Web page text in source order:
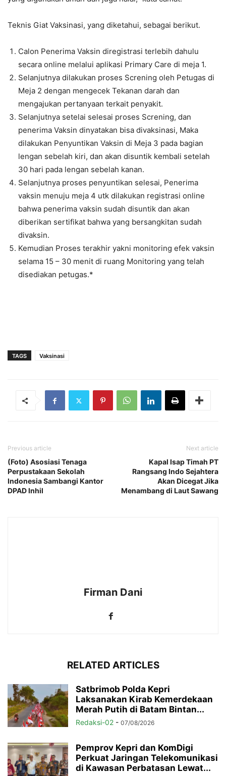
Teknis Giat Vaksinasi, yang diketahui, sebagai berikut.
Calon Penerima Vaksin diregistrasi terlebih dahulu
secara online melalui aplikasi Primary Care di meja 1.
Selanjutnya dilakukan proses Screning oleh Petugas di
Meja 2 dengan mengecek Tekanan darah dan
mengajukan pertanyaan terkait penyakit.
Selanjutnya setelai selesai proses Screning, dan
penerima Vaksin dinyatakan bisa divaksinasi, Maka
dilakukan Penyuntikan Vaksin di Meja 3 pada bagian
lengan sebelah kiri, dan akan disuntik kembali setelah
30 hari pada lengan sebelah kanan.
Selanjutnya proses penyuntikan selesai, Penerima
vaksin menuju meja 4 utk dilakukan registrasi online
bahwa penerima vaksin sudah disuntik dan akan
diberikan sertifikat bahwa yang bersangkitan sudah
divaksin.
Kemudian Proses terakhir yakni monitoring efek vaksin
selama 15 – 30 menit di ruang Monitoring yang telah
disediakan petugas.*
TAGS Vaksinasi
Previous article
(Foto) Asosiasi Tenaga
Perpustakaan Sekolah
Indonesia Sambangi Kantor
DPAD Inhil
Next article
Kapal Isap Timah PT
Rangsang Indo Sejahtera
Akan Dicegat Jika
Menambang di Laut Sawang
Firman Dani
RELATED ARTICLES
Satbrimob Polda Kepri
Laksanakan Kirab Kemerdekaan
Merah Putih di Batam Bintan...
Redaksi-02 - 07/08/2026
Pemprov Kepri dan KomDigi
Perkuat Jaringan Telekomunikasi
di Kawasan Perbatasan Lewat...